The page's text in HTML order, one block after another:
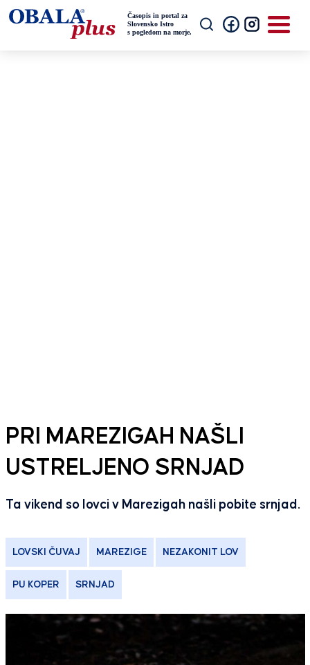
PRI MAREZIGAH NAŠLI
USTRELJENO SRNJAD
Ta vikend so lovci v Marezigah našli pobite srnjad.
LOVSKI ČUVAJ MAREZIGE NEZAKONIT LOV
PU KOPER SRNJAD